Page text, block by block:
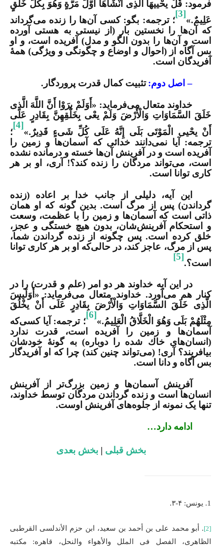
فرمود: قُلْ یحْییهَا الَّذِی أَنْشَأَهَا أَوَّلَ مَرَّةٍ وَهُوَ بِكُلِّ خَلْقٍ
عَلِیمٌ.»
[3]
؛ ترجمه: ‏بگو: كسی آن‌ها را زنده می‌گرداند
كه آن‌ها را نخستین بار (از نیستی به هستی آورده
است و آن‌ها را بدون الگو و مدل) آفریده است، و او
بس آگاه از (احوال و اوضاع و چگونگی و ویژگی) همۀ
آفریدگان است.
– اصل دوم: تثبیت کمال قدرت پروردگار.
خداوند متعال می‌فرماید: «أَوَلَمْ یرَوْا أَنَّ اللَّهَ الَّذِی
خَلَقَ السَّمَاوَاتِ وَالْأَرْضَ وَلَمْ یعْی بِخَلْقِهِنَّ بِقَادِرٍ عَلَى
أَنْ یحْیی الْمَوْتَى بَلَى إِنَّهُ عَلَى كُلِّ شَیءٍ قَدِیرٌ.»
[4]
؛
ترجمه: ‏آیا نمی‌دانند خدائی كه آسمان‌ها و زمین را
آفریده است و در آفرینش آن‌ها خسته و درمانده نشده
است، می‌تواند مردگان را زنده كند؟! آری، او بر هر
كاری توانا است.‏
این آیه، دلیلی از جانب خدا بر اعاده (زنده
گرداندن) پس از مرگ است. بدین گونه که او همان
ذاتی است که آسمان‌ها و زمین را با عظمت، وسعت
و استحکام آفرینش‌شان، بدون هیچ خستگی و عجز،
خلق کرده است. پس چگونه از زنده گرداندن شما،
پس از مرگ، عاجز کند، در حالی‌که او بر هر کاری توانا
است؟.
[5]
در این آیه خداوند هر دو امر (علم و قدرت) را در
کنار هم می‌آورد. خداوند متعال می‌فرماید: «أَوَلَیسَ
الَّذِی خَلَقَ السَّمَاوَاتِ وَالْأَرْضَ بِقَادِرٍ عَلَى أَنْ یخْلُقَ
مِثْلَهُمْ بَلَى وَهُوَ الْخَلَّاقُ الْعَلِیمُ.»
[6]
؛ ترجمه: ‏آیا كسی‌كه
آسمان‌ها و زمین را آفریده است، قدرت ندارد
(انسان‌های خاك شده را دوباره) به گونۀ خودشان
بیافریند؟ آری! (می‌تواند چنین كند) چرا كه او آفریدگار
بس آگاه و دانا است.‏
آفرینش آسمان‌ها و زمین بزرگ‌تر از آفرینش
انسان‌ها است و زنده گرداندن مردگان توسط خداوند،
تنها یک نمونه از جلوه‌های آفرینش اوست.
ادامه دارد…
بخش قبلی |بخش بعدی
1. یونس: ۴-۳.
[2]. أبو محمد علی بن أحمد بن سعید، ابن حزم الأندلسی القرطبی
الظاهری، الفصل فی الملل والأهواء والنحل، قاهره: مکتبه